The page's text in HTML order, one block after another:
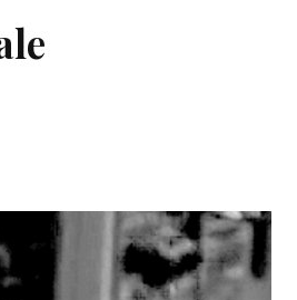
Né un 1er juillet : Léonard
Misonne